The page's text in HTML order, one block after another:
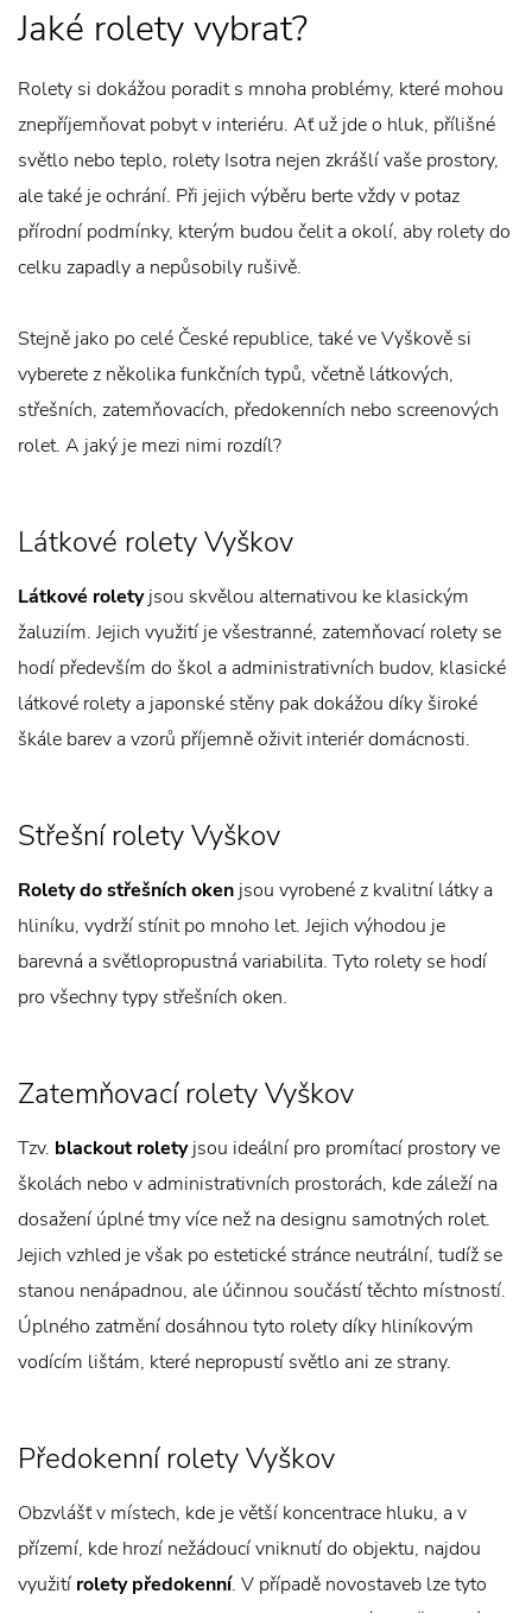
Jaké rolety vybrat?
Rolety si dokážou poradit s mnoha problémy, které mohou
znepříjemňovat pobyt v interiéru. Ať už jde o hluk, přílišné
světlo nebo teplo, rolety Isotra nejen zkrášlí vaše prostory,
ale také je ochrání. Při jejich výběru berte vždy v potaz
přírodní podmínky, kterým budou čelit a okolí, aby rolety do
celku zapadly a nepůsobily rušivě.
Stejně jako po celé České republice, také ve Vyškově si
vyberete z několika funkčních typů, včetně látkových,
střešních, zatemňovacích, předokenních nebo screenových
rolet. A jaký je mezi nimi rozdíl?
Látkové rolety Vyškov
Látkové roletyjsou skvělou alternativou ke klasickým
žaluziím. Jejich využití je všestranné, zatemňovací rolety se
hodí především do škol a administrativních budov, klasické
látkové rolety a japonské stěny pak dokážou díky široké
škále barev a vzorů příjemně oživit interiér domácnosti.
Střešní rolety Vyškov
Rolety do střešních oken jsou vyrobené z kvalitní látky a
hliníku, vydrží stínit po mnoho let. Jejich výhodou je
barevná a světlopropustná variabilita. Tyto rolety se hodí
pro všechny typy střešních oken.
Zatemňovací rolety Vyškov
Tzv. blackout roletyjsou ideální pro promítací prostory ve
školách nebo v administrativních prostorách, kde záleží na
dosažení úplné tmy více než na designu samotných rolet.
Jejich vzhled je však po estetické stránce neutrální, tudíž se
stanou nenápadnou, ale účinnou součástí těchto místností.
Úplného zatmění dosáhnou tyto rolety díky hliníkovým
vodícím lištám, které nepropustí světlo ani ze strany.
Předokenní rolety Vyškov
Obzvlášť v místech, kde je větší koncentrace hluku, a v
přízemí, kde hrozí nežádoucí vniknutí do objektu, najdou
využití rolety předokenní. V případě novostaveb lze tyto